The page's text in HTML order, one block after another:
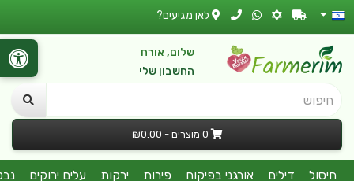
לאן מגיעים?
שלום, אורח
החשבון שלי
חיפוש
0 מוצרים - ₪0.00
חיסול דילים אורגני בפיקוח פירות ירקות עלים ירוקים